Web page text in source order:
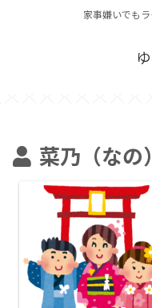
家事嫌いでも
菜乃（なの）